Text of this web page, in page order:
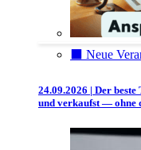
⬛️ Neue
24.09.2026 | Der
und verkaufst — ohne